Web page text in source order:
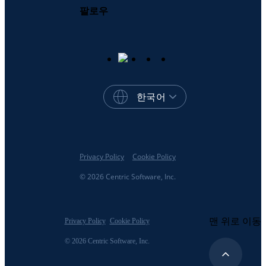
팔로우
한국어
© 2026 Centric Software, Inc.
Privacy Policy Cookie Policy
© 2026 Centric Software, Inc.
Privacy Policy Cookie Policy 맨 위로 이동